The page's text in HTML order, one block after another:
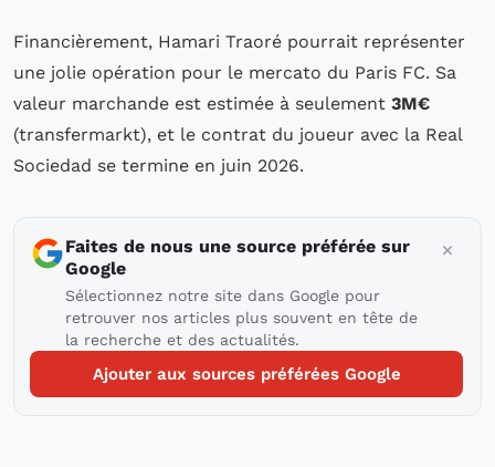
Financièrement, Hamari Traoré pourrait représenter
une jolie opération pour le mercato du Paris FC. Sa
valeur marchande est estimée à seulement 3M€
(transfermarkt), et le contrat du joueur avec la Real
Sociedad se termine en juin 2026.
Faites de nous une source préférée sur
Google
Sélectionnez notre site dans Google pour
retrouver nos articles plus souvent en tête de
la recherche et des actualités.
Ajouter aux sources préférées Google